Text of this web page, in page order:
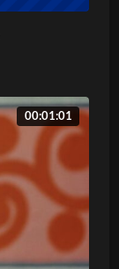
00:01:01